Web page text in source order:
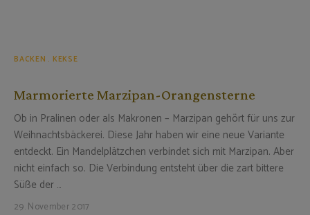
BACKEN KEKSE
Marmorierte Marzipan-Orangensterne
Ob in Pralinen oder als Makronen – Marzipan gehört für uns zur
Weihnachtsbäckerei. Diese Jahr haben wir eine neue Variante
entdeckt. Ein Mandelplätzchen verbindet sich mit Marzipan. Aber
nicht einfach so. Die Verbindung entsteht über die zart bittere
Süße der …
29. November 2017